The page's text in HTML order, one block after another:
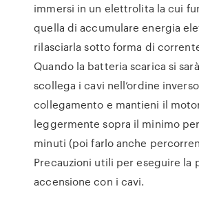
immersi in un elettrolita la cui
quella di accumulare energia
rilasciarla sotto forma di
Quando la batteria scarica si
scollega i cavi nell’ordine
collegamento e mantieni il
leggermente sopra il minimo
minuti (poi farlo anche
Precauzioni utili per eseguire la
accensione con i cavi.